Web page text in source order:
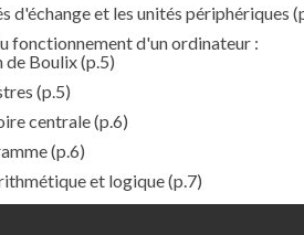
d'échange et les unités périphériques
fonctionnement d'un ordinateur :
de Boulix(p.5)
(p.5)
centrale(p.6)
(p.6)
et logique(p.7)
contrôle(p.8)